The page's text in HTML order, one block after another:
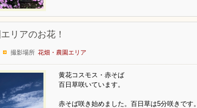
リアのお花！
撮影場所 花畑・農園エリア
黄花コスモス・赤そば
百日草咲いています。
赤そば咲き始めました。百日草は5分咲きです。